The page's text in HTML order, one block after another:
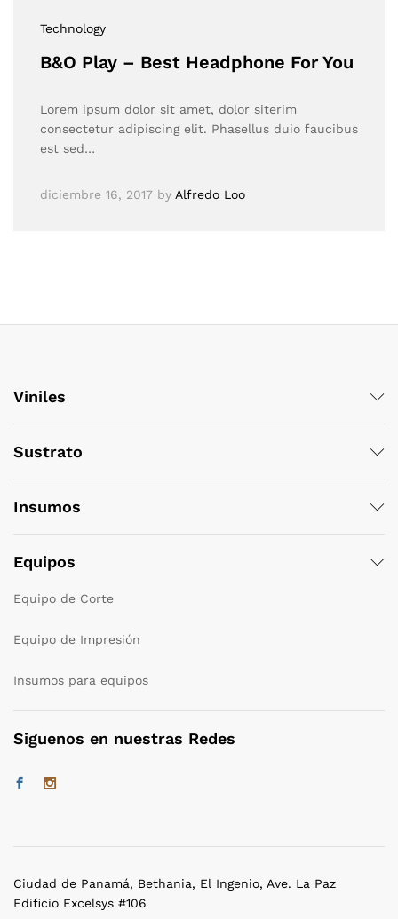
Technology
B&O Play – Best Headphone For You
Lorem ipsum dolor sit amet, dolor siterim
consectetur adipiscing elit. Phasellus duio faucibus
est sed…
diciembre 16, 2017 by Alfredo Loo
Viniles
Sustrato
Insumos
Equipos
Equipo de Corte
Equipo de Impresión
Insumos para equipos
Siguenos en nuestras Redes
Ciudad de Panamá, Bethania, El Ingenio, Ave. La Paz
Edificio Excelsys #106